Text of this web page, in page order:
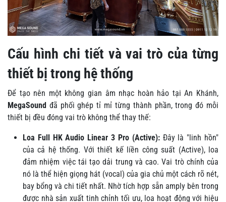
Cấu hình chi tiết và vai trò của từng
thiết bị trong hệ thống
Để tạo nên một không gian âm nhạc hoàn hảo tại An Khánh,
MegaSound đã phối ghép tỉ mỉ từng thành phần, trong đó mỗi
thiết bị đều đóng vai trò không thể thay thế:
Loa Full HK Audio Linear 3 Pro (Active):Đây là "linh hồn"
của cả hệ thống. Với thiết kế liền công suất (Active), loa
đảm nhiệm việc tái tạo dải trung và cao. Vai trò chính của
nó là thể hiện giọng hát (vocal) của gia chủ một cách rõ nét,
bay bổng và chi tiết nhất. Nhờ tích hợp sẵn amply bên trong
được nhà sản xuất tinh chỉnh tối ưu, loa hoạt động với hiệu